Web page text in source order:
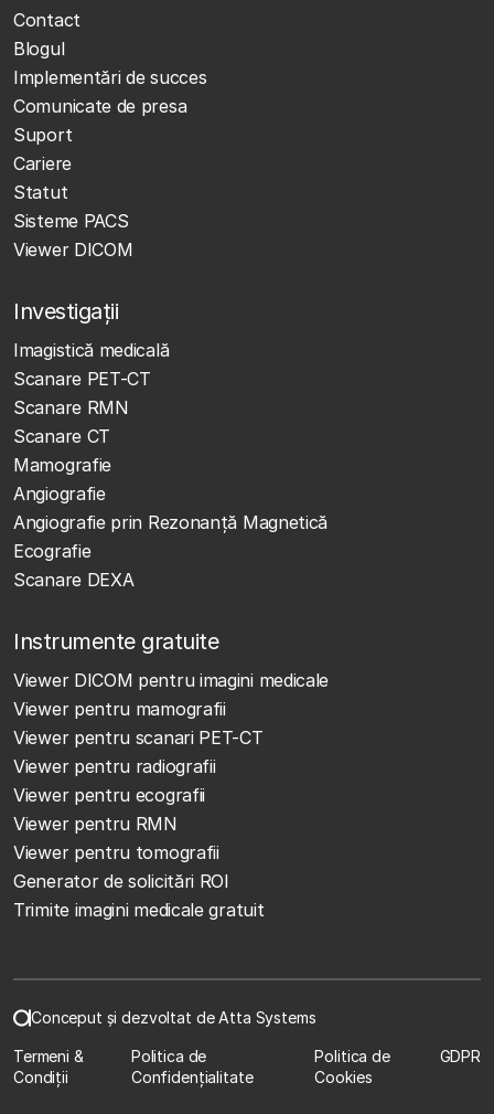
Contact
Blogul
Implementări de succes
Comunicate de presa
Suport
Cariere
Statut
Sisteme PACS
Viewer DICOM
Investigații
Imagistică medicală
Scanare PET-CT
Scanare RMN
Scanare CT
Mamografie
Angiografie
Angiografie prin Rezonanță Magnetică
Ecografie
Scanare DEXA
Instrumente gratuite
Viewer DICOM pentru imagini medicale
Viewer pentru mamografii
Viewer pentru scanari PET-CT
Viewer pentru radiografii
Viewer pentru ecografii
Viewer pentru RMN
Viewer pentru tomografii
Generator de solicitări ROI
Trimite imagini medicale gratuit
Conceput și dezvoltat de Atta Systems
Termeni &
Condiții
Politica de
Confidențialitate
Politica de
Cookies
GDPR